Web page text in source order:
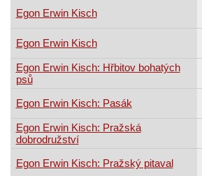
Egon Erwin Kisch
Egon Erwin Kisch
Egon Erwin Kisch: Hřbitov bohatých
psů
Egon Erwin Kisch: Pasák
Egon Erwin Kisch: Pražská
dobrodružství
Egon Erwin Kisch: Pražský pitaval